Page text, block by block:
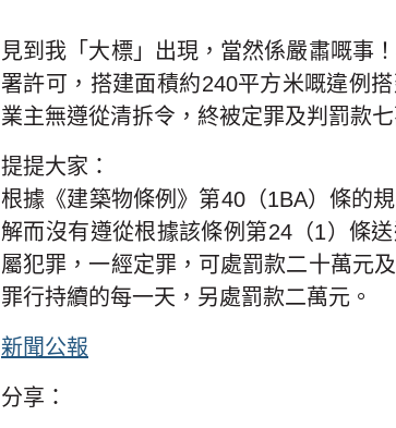
見到我「大標」出現，當然係嚴肅嘅事
署許可，搭建面積約240平方米嘅違例
業主無遵從清拆令，終被定罪及判罰款七
提提大家：
根據《建築物條例》第40（1BA）條的
解而沒有遵從根據該條例第24（1）條
屬犯罪，一經定罪，可處罰款二十萬元
罪行持續的每一天，另處罰款二萬元。
新聞公報
分享：